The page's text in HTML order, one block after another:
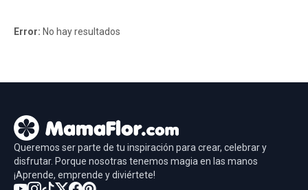
Error: No hay resultados
Queremos ser parte de tu inspiración para crear, celebrar y
disfrutar. Porque nosotras tenemos magia en las manos
¡Aprende, emprende y diviértete!